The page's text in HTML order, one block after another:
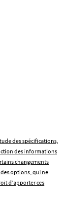
des spécifications,
des informations
changements
options, qui ne
d’apporter ces